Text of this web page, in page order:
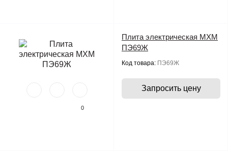
0
Плита электрическая МХМ
ПЭ69Ж
Код товара: ПЭ69Ж
Запросить цену